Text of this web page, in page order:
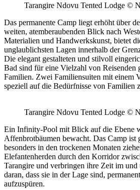
Tarangire Ndovu Tented Lodge ©
Das permanente Camp liegt erhöht über
weiten, atemberaubenden Blick nach
Materialien und Handwerkskunst, bietet
unglaublichsten Lagen innerhalb der
Die elegant gestalteten und stilvoll
Bad sind für eine Vielzahl von Reisenden
Familien. Zwei Familiensuiten mit einem
speziell auf die Bedürfnisse von Familien
Tarangire Ndovu Tented Lodge ©
Ein Infinity-Pool mit Blick auf die Ebene
Affenbrotbäumen bewacht. Das Camp ist
besonders in den trockenen Monaten
Elefantenherden durch den Korridor
Tarangire und verbringen ihre Zeit im
daran, dass sie in der Lage sind,
aufzuspüren.